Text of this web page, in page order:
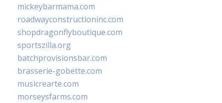
mickeybarmama.com
roadwayconstructioninc.com
shopdragonflyboutique.com
sportszilla.org
batchprovisionsbar.com
brasserie-gobette.com
musicrearte.com
morseysfarms.com